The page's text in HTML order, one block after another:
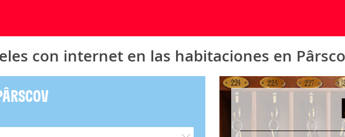
con internet en las habitaciones en